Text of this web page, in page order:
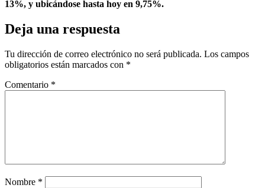
13%, y ubicándose hasta hoy en 9,75%.
Deja una respuesta
Tu dirección de correo electrónico no será publicada. Los campos
obligatorios están marcados con *
Comentario *
Nombre *